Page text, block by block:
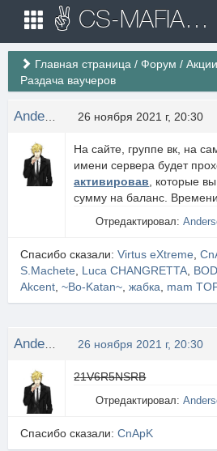
✌ CS-MAFIA.RU ✌ Игровые сервера Counter Strike 1.6
Главная страница / Форум /
Раздача ваучеров
26 ноября 2021 г, 20:30
На сайте, группе вк, на
имени сервера будет
активировав , которые
сумму на баланс.
Отредактировал:
Спасибо сказали: Virtus eXtreme
S.Machete
Luca CHANGRETTA
Akcent ~Bo-Katan~ жабка mam
26 ноября 2021 г, 20:30
21V6R5NSRB
Отредактировал:
Спасибо сказали: CnApK